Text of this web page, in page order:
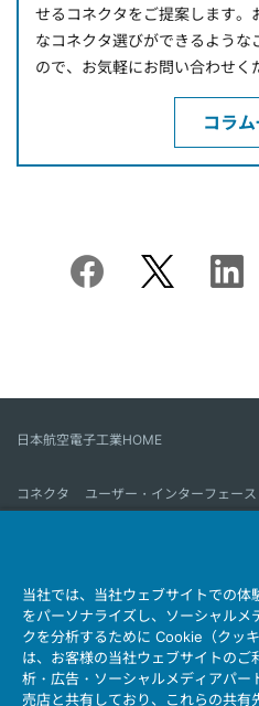
せるコネクタをご提案します。
なコネクタ選びができるような
ので、お気軽にお問い合わせく
コラ
日本航空電子工業HOME
コネクタ
ユーザー・インターフェー
会社情報 サステナビリティ IR情報
製品情報新着一覧
サイトマップ お
当社では、当社ウェブサイトでの
をパーソナライズし、ソーシャルメ
クを分析するために Cookie（クッ
は、お客様の当社ウェブサイトの
析・広告・ソーシャルメディアパ
売店と共有しており、これらの共有